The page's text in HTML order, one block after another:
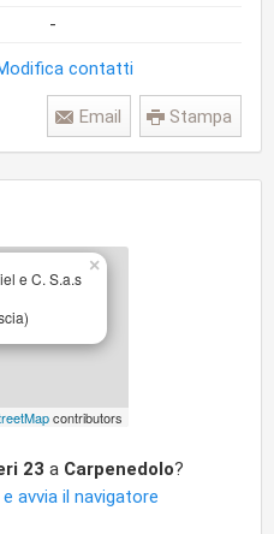
-
contatti
Stampa
Email
e C. S.a.s
×
contributors
23 a Carpenedolo?
avvia il navigatore